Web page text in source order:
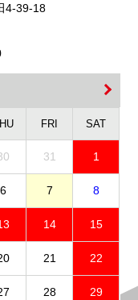
4-39-18
FRI SAT
31 1
6 7 8
14 15
21 22
28 29